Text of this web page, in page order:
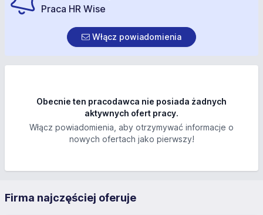
Praca HR Wise
Włącz powiadomienia
Obecnie ten pracodawca nie posiada żadnych
aktywnych ofert pracy.
Włącz powiadomienia, aby otrzymywać informacje o
nowych ofertach jako pierwszy!
Firma najczęściej oferuje